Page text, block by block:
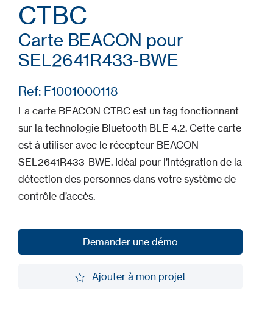
CTBC
Carte BEACON pour
SEL2641R433-BWE
Ref: F1001000118
La carte BEACON CTBC est un tag fonctionnant
sur la technologie Bluetooth BLE 4.2. Cette carte
est à utiliser avec le récepteur BEACON
SEL2641R433-BWE. Idéal pour l’intégration de la
détection des personnes dans votre système de
contrôle d’accès.
Demander une démo
Ajouter à mon projet